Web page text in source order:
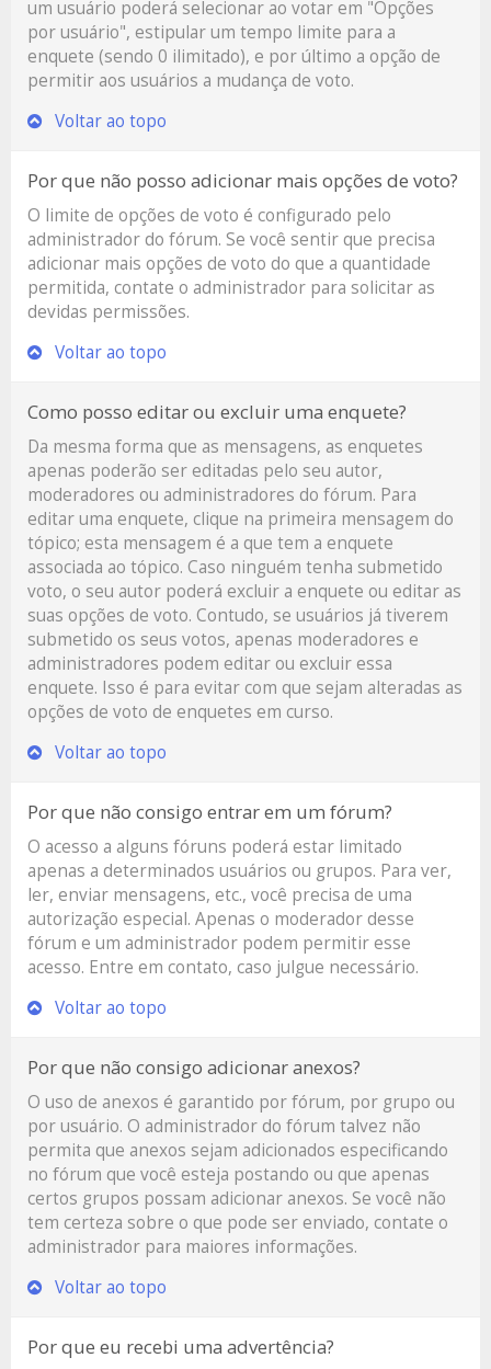
um usuário poderá selecionar ao votar em "Opções
por usuário", estipular um tempo limite para a
enquete (sendo 0 ilimitado), e por último a opção de
permitir aos usuários a mudança de voto.
Voltar ao topo
Por que não posso adicionar mais opções de voto?
O limite de opções de voto é configurado pelo
administrador do fórum. Se você sentir que precisa
adicionar mais opções de voto do que a quantidade
permitida, contate o administrador para solicitar as
devidas permissões.
Voltar ao topo
Como posso editar ou excluir uma enquete?
Da mesma forma que as mensagens, as enquetes
apenas poderão ser editadas pelo seu autor,
moderadores ou administradores do fórum. Para
editar uma enquete, clique na primeira mensagem do
tópico; esta mensagem é a que tem a enquete
associada ao tópico. Caso ninguém tenha submetido
voto, o seu autor poderá excluir a enquete ou editar as
suas opções de voto. Contudo, se usuários já tiverem
submetido os seus votos, apenas moderadores e
administradores podem editar ou excluir essa
enquete. Isso é para evitar com que sejam alteradas as
opções de voto de enquetes em curso.
Voltar ao topo
Por que não consigo entrar em um fórum?
O acesso a alguns fóruns poderá estar limitado
apenas a determinados usuários ou grupos. Para ver,
ler, enviar mensagens, etc., você precisa de uma
autorização especial. Apenas o moderador desse
fórum e um administrador podem permitir esse
acesso. Entre em contato, caso julgue necessário.
Voltar ao topo
Por que não consigo adicionar anexos?
O uso de anexos é garantido por fórum, por grupo ou
por usuário. O administrador do fórum talvez não
permita que anexos sejam adicionados especificando
no fórum que você esteja postando ou que apenas
certos grupos possam adicionar anexos. Se você não
tem certeza sobre o que pode ser enviado, contate o
administrador para maiores informações.
Voltar ao topo
Por que eu recebi uma advertência?